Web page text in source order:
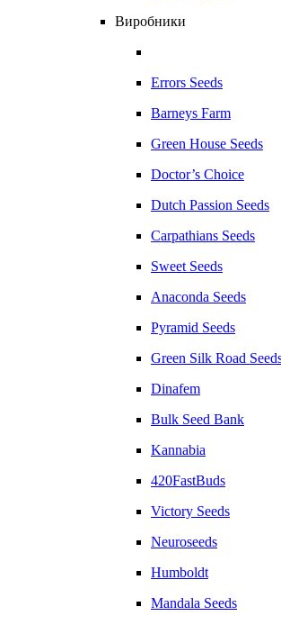
Виробники
Errors Seeds
Barneys Farm
Green House Seeds
Doctor’s Choice
Dutch Passion Seeds
Carpathians Seeds
Sweet Seeds
Anaconda Seeds
Pyramid Seeds
Green Silk Road
Dinafem
Bulk Seed Bank
Kannabia
420FastBuds
Victory Seeds
Neuroseeds
Humboldt
Mandala Seeds